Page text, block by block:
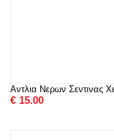
Αντλια Νερων Σεντινας
€ 15.00